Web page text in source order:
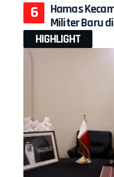
Hamas
Militer Baru
HIGHLIGHT